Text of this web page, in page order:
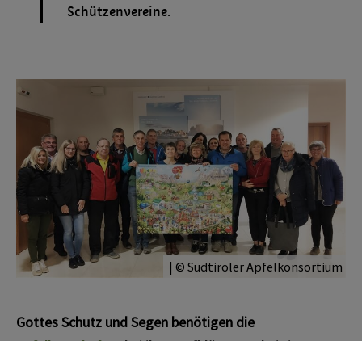
Schützenvereine.
| © Südtiroler Apfelkonsortium
Gottes Schutz und Segen benötigen die